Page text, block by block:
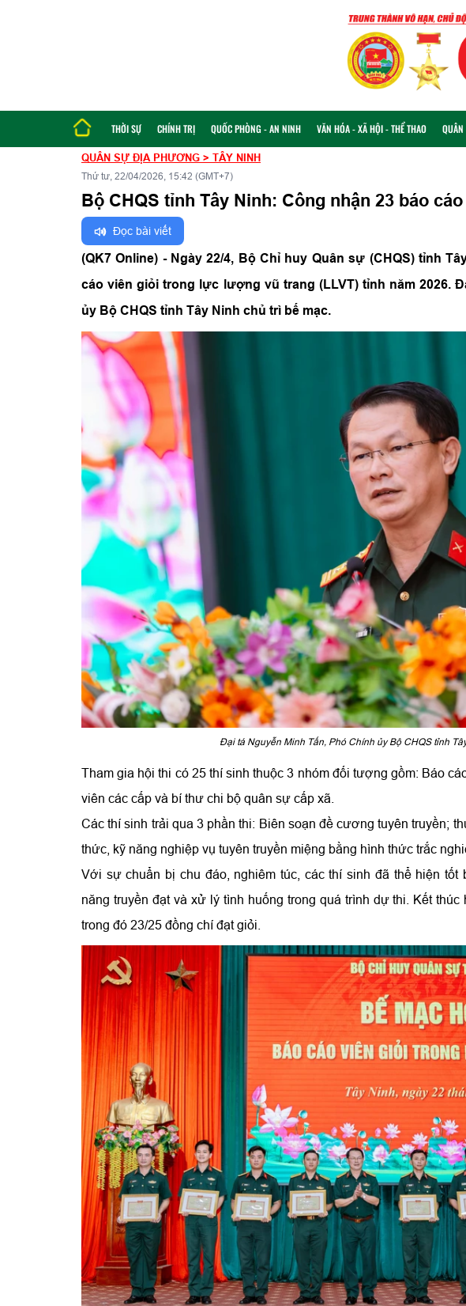
THỜI SỰ CHÍNH TRỊ QUỐC PHÒNG - AN NINH VĂN HÓA - XÃ HỘI - THỂ THAO
QUÂN SỰ ĐỊA PHƯƠNG > TÂY NINH
Thứ tư, 22/04/2026, 15:42 (GMT+7)
Bộ CHQS tỉnh Tây Ninh: Công nhận 23 báo
Đọc bài viết
(QK7 Online) - Ngày 22/4, Bộ Chỉ huy Quân sự (CHQS) tỉnh
cáo viên giỏi trong lực lượng vũ trang (LLVT) tỉnh năm 2026.
ủy Bộ CHQS tỉnh Tây Ninh chủ trì bế mạc.
Đại tá Nguyễn Minh Tấn, Phó Chính ủy Bộ CHQS tỉnh
Tham gia hội thi có 25 thí sinh thuộc 3 nhóm đối tượng gồm: Báo
viên các cấp và bí thư chi bộ quân sự cấp xã.
Các thí sinh trải qua 3 phần thi: Biên soạn đề cương tuyên truyền;
thức, kỹ năng nghiệp vụ tuyên truyền miệng bằng hình thức trắc
Với sự chuẩn bị chu đáo, nghiêm túc, các thí sinh đã thể hiện tốt
năng truyền đạt và xử lý tình huống trong quá trình dự thi. Kết
trong đó 23/25 đồng chí đạt giỏi.